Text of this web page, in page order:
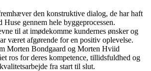
den konstruktive dialog, de har haft
Huse gennem hele byggeprocessen.
til at imødekomme kundernes ønsker og
været afgørende for en positiv oplevelse.
Morten Bondgaard og Morten Hviid
ros for deres kompetence, tillidsfuldhed og
fra start til slut.